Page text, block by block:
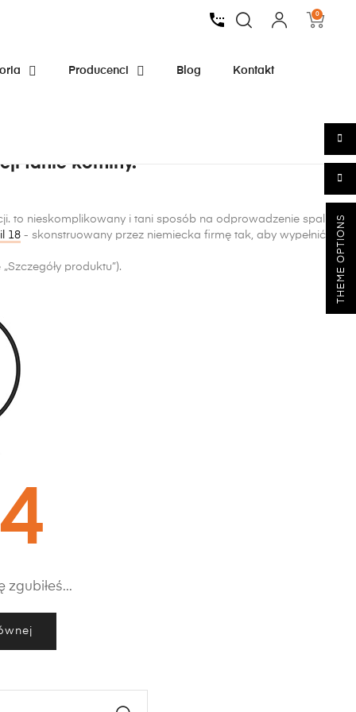
0
Producenci Blog Kontakt
tanie kominy.
to nieskomplikowany i tani sposób na odprowadzenie spalin z
18 - skonstruowany przez niemiecka firmę tak, aby wypełnić
produktu”).
zgubiłeś...
THEME OPTIONS